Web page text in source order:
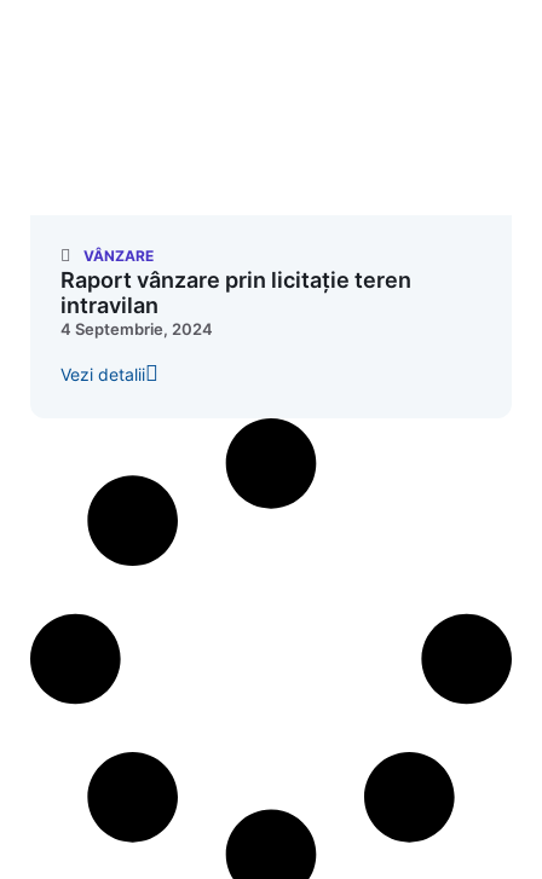
VÂNZARE
Raport vânzare prin licitație teren
intravilan
4 Septembrie, 2024
Vezi detalii